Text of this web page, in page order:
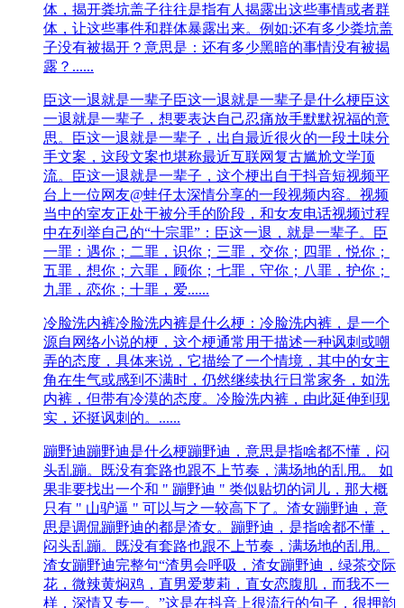
体，揭开粪坑盖子往往是指有人揭露出这些事情或者群
体，让这些事件和群体暴露出来。例如:还有多少粪坑盖
子没有被揭开？意思是：还有多少黑暗的事情没有被揭
露？......
臣这一退就是一辈子臣这一退就是一辈子是什么梗臣这
一退就是一辈子，想要表达自己忍痛放手默默祝福的意
思。臣这一退就是一辈子，出自最近很火的一段土味分
手文案，这段文案也堪称最近互联网复古尴尬文学顶
流。臣这一退就是一辈子，这个梗出自于抖音短视频平
台上一位网友@蛙仔太深情分享的一段视频内容。视频
当中的室友正处于被分手的阶段，和女友电话视频过程
中在列举自己的“十宗罪”：臣这一退，就是一辈子。臣
一罪：遇你；二罪，识你；三罪，交你；四罪，悦你；
五罪，想你；六罪，顾你；七‌‌‌‌‌‌‌‌‌‌罪，守你；八罪，护你；
九罪，恋你；十罪，爱......
冷脸洗内裤冷脸洗内裤是什么梗：冷脸洗内裤，是一个
源自网络小说的梗，这个梗通常用于描述一种讽刺或嘲
弄的态度，具体来说，它描绘了一个情境，其中的女主
角在生气或感到不满时，仍然继续执行日常家务，如洗
内裤，但带有冷漠的态度。冷脸洗内裤，由此延伸到现
实，还挺讽刺的。......
蹦野迪蹦野迪是什么梗蹦野迪，意思是指啥都不懂，闷
头乱蹦。既没有套路也跟不上节奏，满场地的乱甩。 如
果非要找出一个和 " 蹦野迪 " 类似贴切的词儿，那大概
只有 " 山驴逼 " 可以与之一较高下了。渣女蹦野迪，意
思是调侃蹦野迪的都是渣女。蹦野迪，是指啥都不懂，
闷头乱蹦。既没有套路也跟不上节奏，满场地的乱甩。
渣女蹦野迪完整句“渣男会呼吸，渣女蹦野迪，绿茶交际
花，微辣黄焖鸡，直男爱萝莉，直女恋腹肌，而我不一
样，深情又专一。”这是在抖音上很流行的句子，很押韵